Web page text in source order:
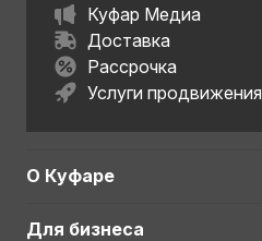
Куфар Медиа
Доставка
Рассрочка
Услуги продвижения
О Куфаре
Для бизнеса